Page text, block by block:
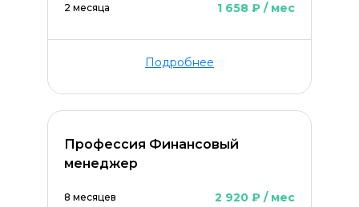
2 месяца 1 658 ₽ / мес
Подробнее
Профессия Финансовый
менеджер
8 месяцев 2 920 ₽ / мес